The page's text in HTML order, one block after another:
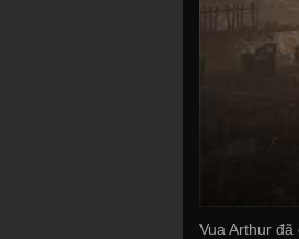
Vua Arthur